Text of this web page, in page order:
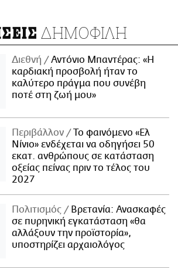
ΔΗΜΟΦΙΛΗ
Διεθνή
Αντόνιο Μπαντέρας: «Η
καρδιακή προσβολή ήταν το
καλύτερο πράγμα που συνέβη
ποτέ στη ζωή μου»
Περιβάλλον
Το φαινόμενο «Ελ
Νίνιο» ενδέχεται να οδηγήσει 50
εκατ. ανθρώπους σε κατάσταση
οξείας πείνας πριν το τέλος του
2027
Πολιτισμός
Βρετανία: Ανασκαφές
σε πυρηνική εγκατάσταση «θα
αλλάξουν την προϊστορία»,
υποστηρίζει αρχαιολόγος